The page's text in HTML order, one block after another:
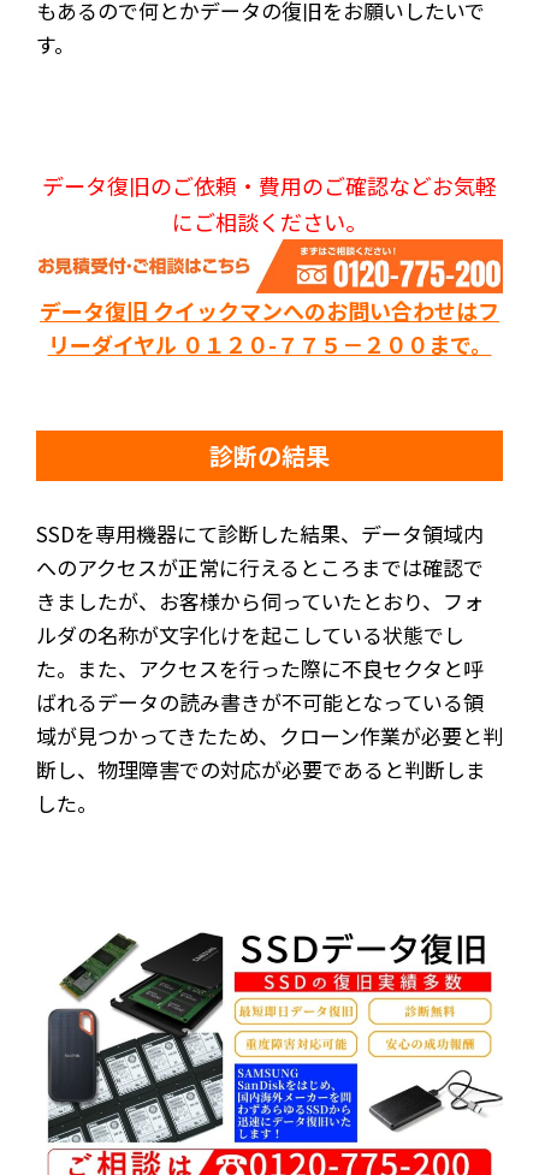
もあるので何とかデータの復旧をお願いしたいで
す。
データ復旧のご依頼・費用のご確認などお気軽
にご相談ください。
データ復旧 クイックマンへのお問い合わせはフ
リーダイヤル ０１２０-７７５－２００まで。
診断の結果
SSDを専用機器にて診断した結果、データ領域内
へのアクセスが正常に行えるところまでは確認で
きましたが、お客様から伺っていたとおり、フォ
ルダの名称が文字化けを起こしている状態でし
た。また、アクセスを行った際に不良セクタと呼
ばれるデータの読み書きが不可能となっている領
域が見つかってきたため、クローン作業が必要と判
断し、物理障害での対応が必要であると判断しま
した。